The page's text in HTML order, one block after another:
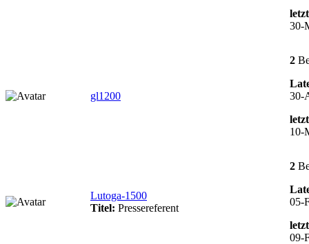
30-
gl1200
2
30-
10-
Lutoga-1500
Titel: Pressereferent
2
05-
09-